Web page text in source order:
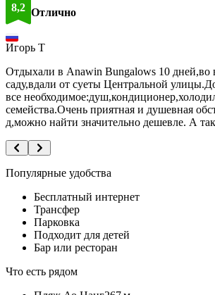
8,2 Отлично
Игорь Т
Отдыхали в Anawin Bungalows 10 дней,во
саду,вдали от суеты Центральной
все
семейства.Очень приятная и душевная
д,можно найти значительно дешевле. А
Популярные удобства
Бесплатный интернет
Трансфер
Парковка
Подходит для детей
Бар или ресторан
Что есть рядом